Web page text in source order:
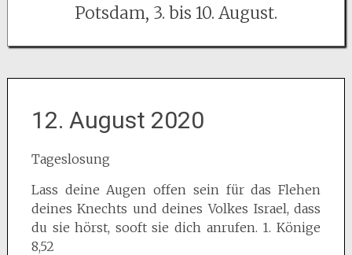
Potsdam, 3. bis 10. August.
12. August 2020
Tageslosung
Lass deine Augen offen sein für das Flehen
deines Knechts und deines Volkes Israel, dass
du sie hörst, sooft sie dich anrufen. 1. Könige
8,52